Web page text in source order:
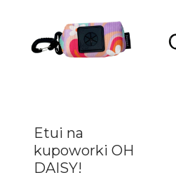
Etui na
kupoworki OH
DAISY!